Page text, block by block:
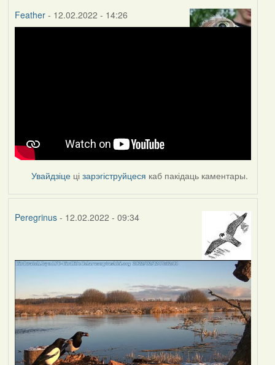
Feather- 12.02.2022 - 14:26
Увайдзіце цізарэгіструйцеся каб пакідаць каментары.
Peregrinus- 12.02.2022 - 09:34